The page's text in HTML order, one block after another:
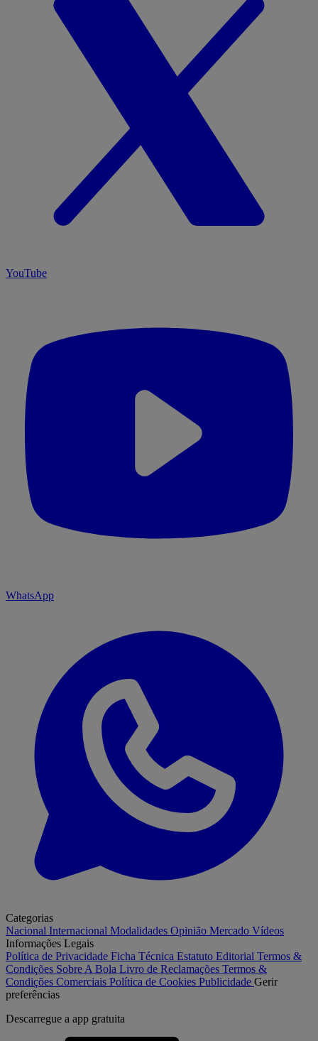
YouTube
WhatsApp
Categorias
Nacional Internacional Modalidades Opinião Mercado Vídeos
Informações Legais
Política de Privacidade Ficha Técnica Estatuto Editorial Termos &
Condições Sobre A Bola Livro de Reclamações Termos &
Condições Comerciais Política de Cookies Publicidade Gerir
preferências
Descarregue a app gratuita